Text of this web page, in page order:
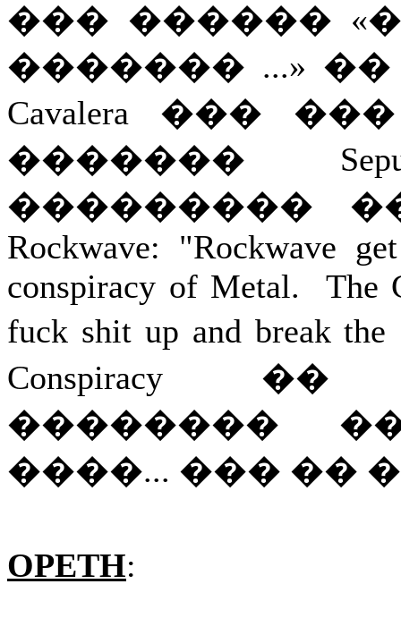
��� ������
������� ...»
Cavalera ���
�������
���������
Rockwave: "Rockwave
conspiracy of Metal. The
fuck shit up and break
Conspiracy
��������
����... ��� ��
OPETH: